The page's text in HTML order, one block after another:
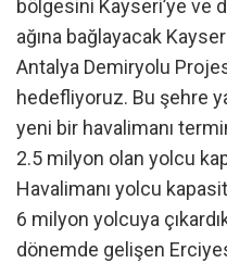
bölgesini Kayseri’ye ve
ağına bağlayacak
Antalya Demiryolu
hedefliyoruz. Bu şehre
yeni bir havalimanı
2.5 milyon olan yolcu
Havalimanı yolcu
6 milyon yolcuya
dönemde gelişen